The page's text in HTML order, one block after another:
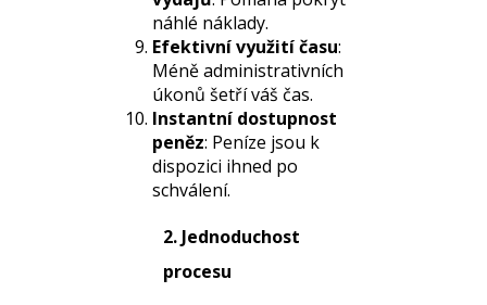
náhlé náklady.
Efektivní využití času:
Méně administrativních
úkonů šetří váš čas.
Instantní dostupnost
peněz: Peníze jsou k
dispozici ihned po
schválení.
2. Jednoduchost
procesu